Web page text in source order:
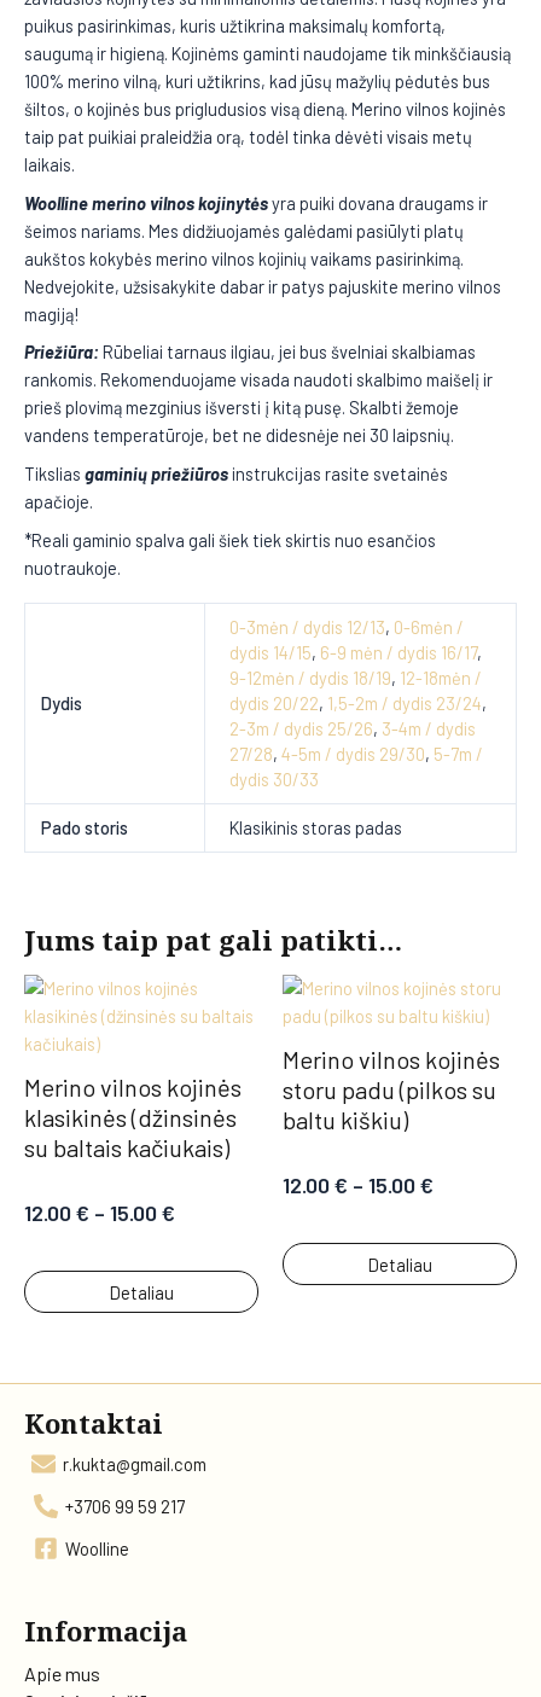
puikus pasirinkimas, kuris užtikrina maksimalų komfortą,
saugumą ir higieną. Kojinėms gaminti naudojame tik minkščiausią
100% merino vilną, kuri užtikrins, kad jūsų mažylių pėdutės bus
šiltos, o kojinės bus prigludusios visą dieną. Merino vilnos kojinės
taip pat puikiai praleidžia orą, todėl tinka dėvėti visais metų
laikais.
Woolline merino vilnos kojinytėsyra puiki dovana draugams ir
šeimos nariams. Mes didžiuojamės galėdami pasiūlyti platų
aukštos kokybės merino vilnos kojinių vaikams pasirinkimą.
Nedvejokite, užsisakykite dabar ir patys pajuskite merino vilnos
magiją!
Priežiūra: Rūbeliai tarnaus ilgiau, jei bus švelniai skalbiamas
rankomis. Rekomenduojame visada naudoti skalbimo maišelį ir
prieš plovimą mezginius išversti į kitą pusę. Skalbti žemoje
vandens temperatūroje, bet ne didesnėje nei 30 laipsnių.
Tikslias gaminių priežiūrosinstrukcijas rasite svetainės
apačioje.
*Reali gaminio spalva gali šiek tiek skirtis nuo esančios
nuotraukoje.
Dydis
0-3mėn / dydis 12/13, 0-6mėn /
dydis 14/15, 6-9 mėn / dydis 16/17,
9-12mėn / dydis 18/19, 12-18mėn /
dydis 20/22, 1,5-2m / dydis 23/24,
2-3m / dydis 25/26, 3-4m / dydis
27/28, 4-5m / dydis 29/30, 5-7m /
dydis 30/33
Pado storis Klasikinis storas padas
Jums taip pat gali patikti…
Merino vilnos kojinės
klasikinės (džinsinės
su baltais kačiukais)
12.00€ – 15.00€
Detaliau
Merino vilnos kojinės
storu padu (pilkos su
baltu kiškiu)
12.00€ – 15.00€
Detaliau
Kontaktai
r.kukta@gmail.com
+3706 99 59 217
Woolline
Informacija
Apie mus